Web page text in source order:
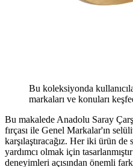
Bu koleksiyonda
markaları ve konuları
Bu makalede Anadolu Saray
fırçası ile Genel Markalar'ın selülit
karşılaştıracağız. Her iki ürün
yardımcı olmak için
deneyimleri açısından önemli